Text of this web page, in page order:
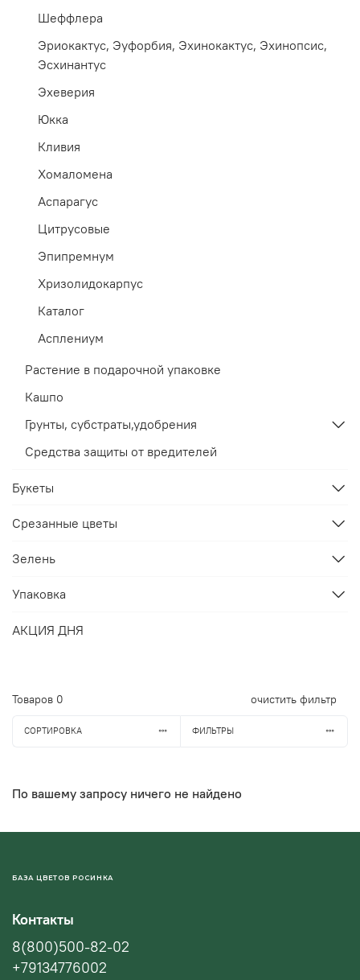
Товаров 0 очистить фильтр
СОРТИРОВКА ФИЛЬТРЫ
По вашему запросу ничего не найдено
Шеффлера
Эриокактус, Эуфорбия, Эхинокактус, Эхинопсис,
Эсхинантус
Эхеверия
Юкка
Кливия
Хомаломена
Аспарагус
Цитрусовые
Эпипремнум
Хризолидокарпус
Каталог
Асплениум
Растение в подарочной упаковке
Кашпо
Грунты, субстраты,удобрения
Средства защиты от вредителей
Букеты
Срезанные цветы
Зелень
Упаковка
АКЦИЯ ДНЯ
БАЗА ЦВЕТОВ РОСИНКА
Контакты
8(800)500-82-02
+79134776002